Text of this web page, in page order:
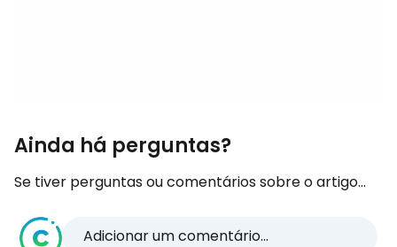
Ainda há perguntas?
Se tiver perguntas ou comentários sobre o artigo...
Adicionar um comentário...